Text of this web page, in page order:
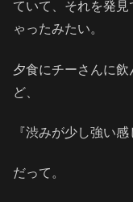
ていて、それを発
ゃったみたい。
夕食にチーさんに
ど、
『渋みが少し強い
だって。